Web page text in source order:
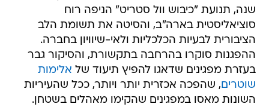
שנה, תנועת "כיבוש וול סטריט" הניפה רוח
סוציאליסטית בארה"ב, והסיטה את תשומת הלב
הציבורית לבעיות הכלכליות ולאי-שיוויון בחברה.
ההפגנות סוקרו בהרחבה בתקשורת, והסיקור גבר
בעזרת מפגינים שדאגו להפיץ תיעוד של אלימות
שוטרים, שהפכה אכזרית יותר ויותר, ככל שהעיריות
השונות מאסו במפגינים שהקימו מאהלים בשטחן.